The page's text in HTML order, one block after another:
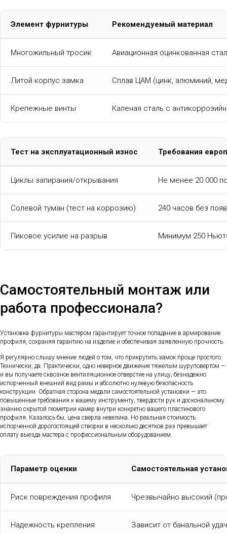
Элемент фурнитуры Рекомендуемый материал
Многожильный тросик Авиационная оцинкованная
Литой корпус замка Сплав ЦАМ (цинк, алюминий,
Крепежные винты Каленая сталь с
Тест на эксплуатационный износ Требования
Циклы запирания/открывания Не менее 20 000
Солевой туман (тест на коррозию) 240 часов без
Пиковое усилие на разрыв Минимум 250
Самостоятельный монтаж или
работа профессионала?
Установка фурнитуры мастером гарантирует точное попадание в армирование
профиля, сохраняя гарантию на изделие и обеспечивая заявленную прочность.
Я регулярно слышу мнение людей о том, что прикрутить замок проще простого.
Технически, да. Практически, одно неверное движение тяжелым шуруповертом —
и вы получаете сквозное вентиляционное отверстие на улицу, безнадежно
испорченный внешний вид рамы и абсолютно нулевую безопасность
конструкции. Обратная сторона медали самостоятельной установки — это
повышенные требования к вашему инструменту, твердости рук и доскональному
знанию скрытой геометрии камер внутри конкретно вашего пластикового
профиля. Казалось бы, цена сверла невелика. Но реальная стоимость
испорченной дорогостоящей створки в несколько десятков раз превышает
оплату выезда мастера с профессиональным оборудованием.
Параметр оценки Самостоятельная
Риск повреждения профиля Чрезвычайно высокий
Надежность крепления Зависит от банальной